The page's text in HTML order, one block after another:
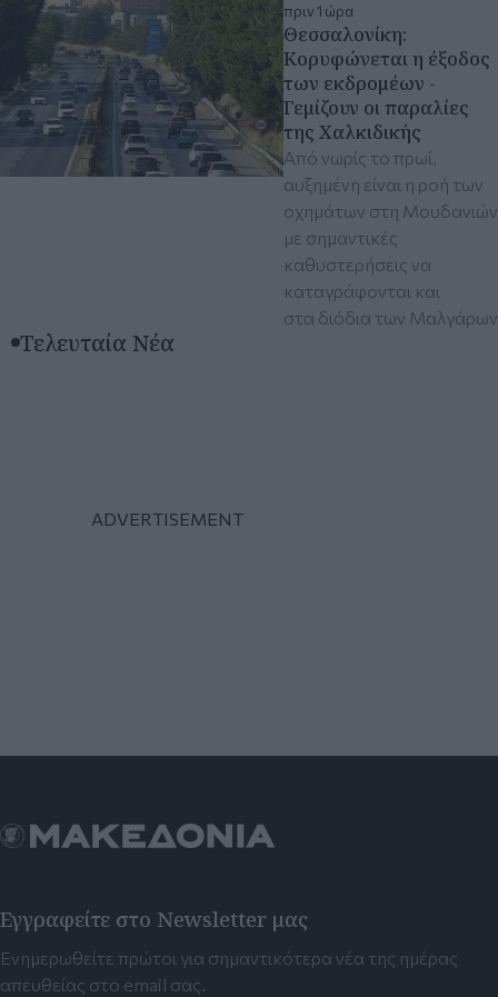
πριν 1 ώρα
Θεσσαλονίκη:
Kορυφώνεται η έξοδος
των εκδρομέων -
Γεμίζουν οι παραλίες
της Χαλκιδικής
Από νωρίς το πρωί,
αυξημένη είναι η ροή των
οχημάτων στη Μουδανιών
με σημαντικές
καθυστερήσεις να
καταγράφονται και
στα διόδια των Μαλγάρων
Τελευταία Νέα
Εγγραφείτε στο Newsletter μας
Ενημερωθείτε πρώτοι για σημαντικότερα νέα της ημέρας
απευθείας στο email σας.